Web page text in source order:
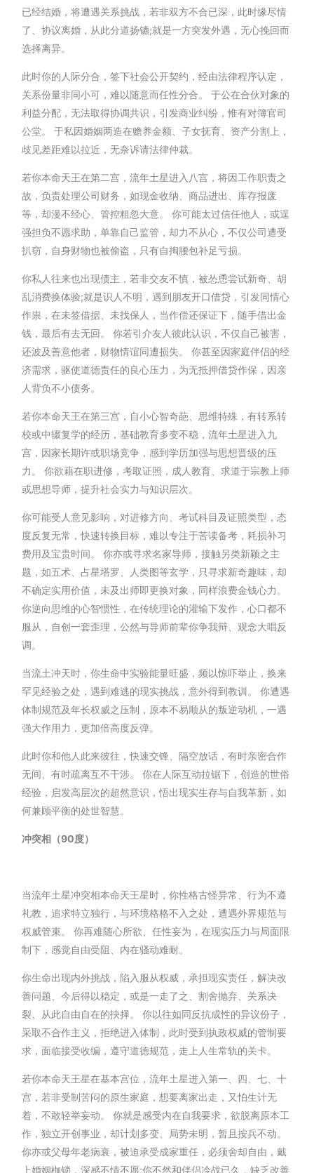
已经结婚，将遭遇关系挑战，若非双方不合已深，此时缘尽情
了、协议离婚，从此分道扬镳;就是一方突发外遇，无心挽回而
选择离异。
此时你的人际分合，签下社会公开契约，经由法律程序认定，
关系份量非同小可，难以随意而任性分合。 于公在合伙对象的
利益分配，无法取得协调共识，引发商业纠纷，惟有对簿官司
公堂。 于私因婚姻两造在赡养金额、子女抚育、资产分割上，
歧见差距难以拉近，无奈诉请法律仲裁。
若你本命天王在第二宫，流年土星进入八宫，将因工作职责之
故，负责处理公司财务，如现金收纳、商品进出、库存报废
等，却漫不经心、管控粗忽大意。 你可能太过信任他人，或逞
强担负不愿求助，单靠自己监管，却力不从心，不仅公司遭受
扒窃，自身财物也被偷盗，只有自掏腰包补足亏损。
你私人往来也出现债主，若非交友不慎，被怂恿尝试新奇、胡
乱消费换体验;就是识人不明，遇到朋友开口借贷，引发同情心
作祟，在未签借据、未找保人，当作偿还保证下，随手借出金
钱，最后有去无回。 你若引介友人彼此认识，不仅自己被害，
还波及善意他者，财物情谊同遭损失。 你甚至因家庭伴侣的经
济需求，驱使道德责任的良心压力，为无抵押借贷作保，因亲
人背负不小债务。
若你本命天王在第三宫，自小心智奇葩、思维特殊，有转系转
校或中辍复学的经历，基础教育多变不稳，流年土星进入九
宫，因家长期许或职场竞争，感到学历加强与思想晋级的压
力。 你欲藉在职进修，考取证照，成人教育、求道于宗教上师
或思想导师，提升社会实力与知识层次。
你可能受人意见影响，对进修方向、考试科目及证照类型，态
度反复无常，快速转换目标，难以专注于苦读备考，耗损补习
费用及宝贵时间。 你亦或寻求名家导师，接触另类新颖之主
题，如五术、占星塔罗、人类图等玄学，只寻求新奇趣味，却
不确定实用价值，未及出师即更换对象，同样浪费金钱心力。
你逆向思维的心智惯性，在传统理论的灌输下发作，心口都不
服从，自创一套歪理，公然与导师前辈你争我辩、观念大唱反
调。
当流土冲天时，你生命中实验能量旺盛，频以惊吓举止，换来
罕见经验之处，遇到难逃的现实挑战，意外得到教训。 你遭遇
体制规范及年长权威之压制，原本不易顺从的叛逆动机，一遇
强大作用力，更加倍高度反弹。
此时你和他人此来彼往，快速交锋、隔空放话，有时亲密合作
无间、有时疏离互不干涉。 你在人际互动拉锯下，创造的世俗
经验，启发高层次的超然意识，悟出现实生存与自我革新，如
何兼顾平衡的处世智慧。
冲突相（90度）
当流年土星冲突相本命天王星时，你性格古怪异常、行为不遵
礼教，追求特立独行，与环境格格不入之处，遭遇外界规范与
权威管束。 你再难随心所欲、任性妄为，在现实压力与局面限
制下，感觉自由受阻、内在骚动难耐。
你生命出现内外挑战，陷入服从权威，承担现实责任，解决改
善问题、今后得以稳定，或是一走了之、割舍抛弃、关系决
裂、从此自由自在的抉择。 你以往如同反抗成性的异议份子，
采取不合作主义，拒绝进入体制，此时受到执政权威的管制要
求，面临接受收编，遵守道德规范，走上人生常轨的关卡。
若你本命天王星在基本宫位，流年土星进入第一、四、七、十
宫，若非受制苦闷的原生家庭，想要离家出走，又怕生计无
着，不敢轻举妄动。 你就是感受内在自我要求，欲脱离原本工
作，独立开创事业，却计划多变、局势未明，暂且按兵不动。
你亦或父母年老病衰，被迫承受成家重任，必须舍却自由，戴
上婚姻枷锁，深感不情不愿;你不然和伴侣冷战已久，缺乏改善